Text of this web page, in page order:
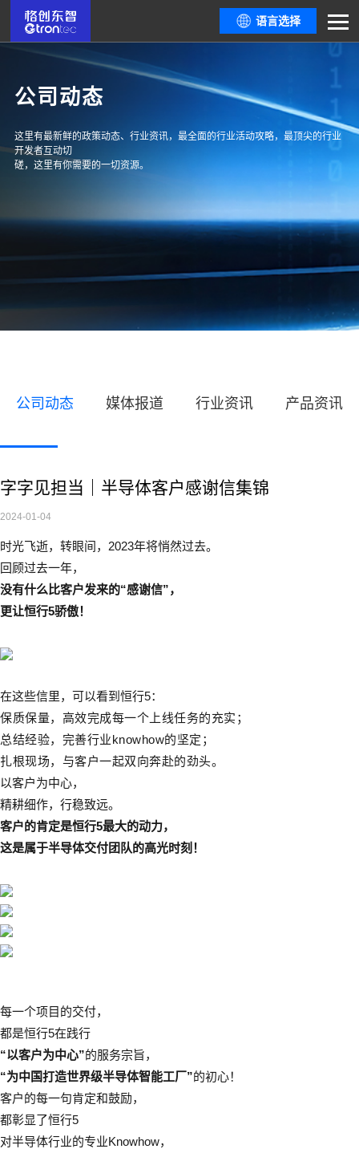
语言选择
公司动态
这里有最新鲜的政策动态、行业资讯，最全面的行业活动攻略，最顶尖的行业
开发者互动切
磋，这里有你需要的一切资源。
公司动态 媒体报道 行业资讯 产品资讯
字字见担当｜半导体客户感谢信集锦
2024-01-04
时光飞逝，转眼间，2023年将悄然过去。
回顾过去一年，
没有什么比客户发来的“感谢信”，
更让恒行5骄傲！
在这些信里， 可以看到恒行5：
保质保量， 高效完成每一个上线任务的充实 ；
总结经验，完善行业knowhow的坚定 ；
扎根现场，与客户一起双向奔赴的劲头。
以客户为中心，
精耕细作，行稳致远。
客户的肯定是恒行5最大的动力，
这是属于半导体交付团队的高光时刻！
每一个项目的交付，
都是恒行5在践行
“以客户为中心”的服务宗旨，
“为中国打造世界级半导体智能工厂”的初心！
客户的每一句肯定和鼓励，
都彰显了恒行5
对半导体行业的专业Knowhow，